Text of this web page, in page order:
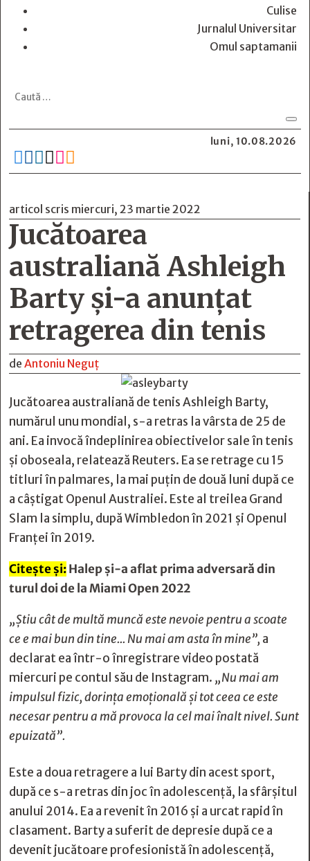
Culise
Jurnalul Universitar
Omul saptamanii
luni, 10.08.2026
     
articol scris miercuri, 23 martie 2022
Jucătoarea
australiană Ashleigh
Barty și-a anunțat
retragerea din tenis
de Antoniu Neguț
Jucătoarea australiană de tenis Ashleigh Barty,
numărul unu mondial, s-a retras la vârsta de 25 de
ani. Ea invocă îndeplinirea obiectivelor sale în tenis
și oboseala, relatează Reuters. Ea se retrage cu 15
titluri în palmares, la mai puțin de două luni după ce
a câștigat Openul Australiei. Este al treilea Grand
Slam la simplu, după Wimbledon în 2021 și Openul
Franței în 2019.
Citește și:Halep și-a aflat prima adversară din
turul doi de la Miami Open 2022
„Știu cât de multă muncă este nevoie pentru a scoate
ce e mai bun din tine... Nu mai am asta în mine”, a
declarat ea într-o înregistrare video postată
miercuri pe contul său de Instagram. „Nu mai am
impulsul fizic, dorința emoțională și tot ceea ce este
necesar pentru a mă provoca la cel mai înalt nivel. Sunt
epuizată”.
Este a doua retragere a lui Barty din acest sport,
după ce s-a retras din joc în adolescență, la sfârșitul
anului 2014. Ea a revenit în 2016 și a urcat rapid în
clasament. Barty a suferit de depresie după ce a
devenit jucătoare profesionistă în adolescență,